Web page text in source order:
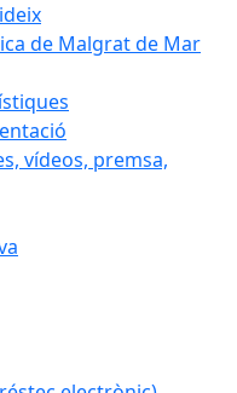
de Malgrat de Mar
vídeos, premsa,